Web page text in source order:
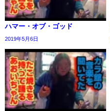
ハマー・オブ・ゴッド
2019年5月6日